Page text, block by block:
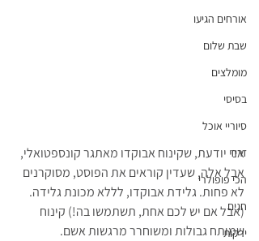
אורחים הגיעו
שבת שלום
מומלצים
בסיסי
סיוריי אוכל
זריז
הכי פופולרי
חגים
ירקות
אני יודעת, שקינוח אבוקדו מאתגר קונספטואלי,
אבל אלה, שעדין קוראים את הפוסט, מסוקרנים
לא פחות. גלידת אבוקדו, לללא מכונת גלידה.
(אבל אם יש לכם אחת, תשתמשו בה!) קינוח
שמותח גבולות ומשוחרר מרגשות אשם.